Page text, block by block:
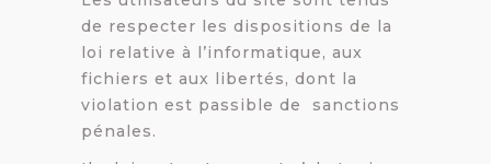
de respecter les dispositions de la
loi relative à l’informatique, aux
fichiers et aux libertés, dont la
violation est passible de sanctions
pénales.